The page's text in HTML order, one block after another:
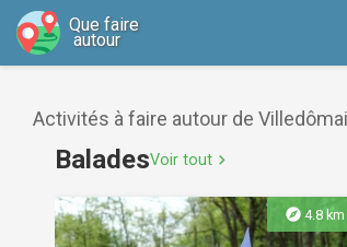
Que faire
autour
Activités à faire autour de
BaladesVoir tout chevron_right
explore 4.8 km